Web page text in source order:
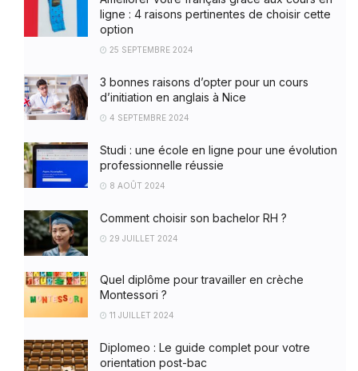
ligne : 4 raisons pertinentes de choisir cette
option
25 SEPTEMBRE 2024
3 bonnes raisons d’opter pour un cours
d’initiation en anglais à Nice
4 SEPTEMBRE 2024
Studi : une école en ligne pour une évolution
professionnelle réussie
8 AOÛT 2024
Comment choisir son bachelor RH ?
29 JUILLET 2024
Quel diplôme pour travailler en crèche
Montessori ?
11 JUILLET 2024
Diplomeo : Le guide complet pour votre
orientation post-bac